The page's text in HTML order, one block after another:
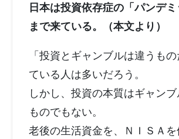
日本は投資依存症の「パンデ
まで来ている。（本文より）
「投資とギャンブルは違うもの
ている人は多いだろう。
しかし、投資の本質はギャン
ものでもない。
老後の生活資金を、ＮＩＳＡ